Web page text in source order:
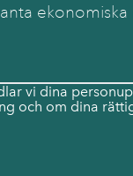
vi dina
och om dina